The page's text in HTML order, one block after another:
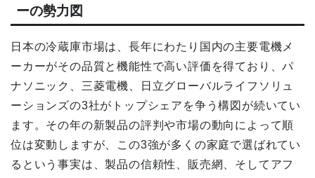
ーの勢力図
日本の冷蔵庫市場は、長年にわたり国内の主要電機メ
ーカーがその品質と機能性で高い評価を得ており、パ
ナソニック、三菱電機、日立グローバルライフソリュ
ーションズの3社がトップシェアを争う構図が続いてい
ます。その年の新製品の評判や市場の動向によって順
位は変動しますが、この3強が多くの家庭で選ばれてい
るという事実は、製品の信頼性、販売網、そしてアフ